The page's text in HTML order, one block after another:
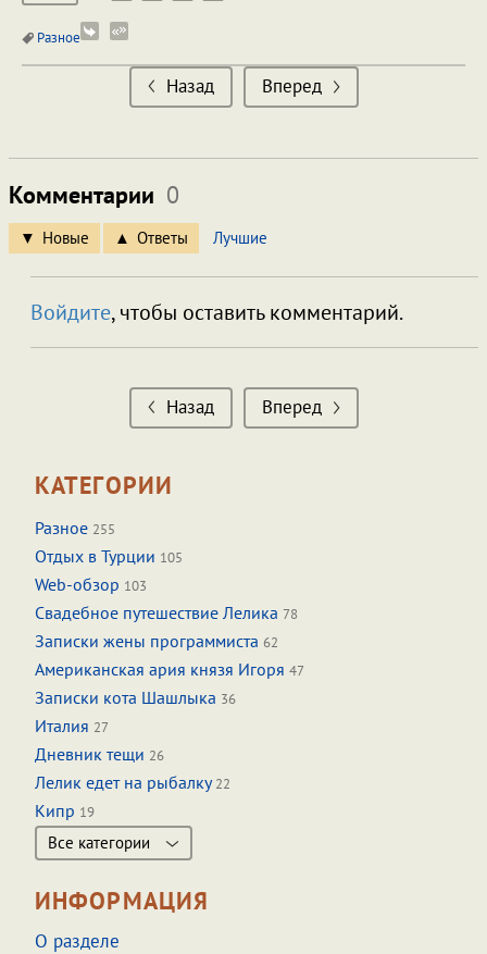
Разное
Назад Вперед
Комментарии 0
Новые Ответы Лучшие
Войдите, чтобы оставить комментарий.
Назад Вперед
КАТЕГОРИИ
Разное 255
Отдых в Турции 105
Web-обзор 103
Свадебное путешествие Лелика 78
Записки жены программиста 62
Американская ария князя Игоря 47
Записки кота Шашлыка 36
Италия 27
Дневник тещи 26
Лелик едет на рыбалку22
Кипр 19
Все категории
ИНФОРМАЦИЯ
О разделе